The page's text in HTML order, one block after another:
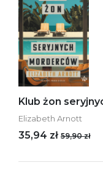
Klub żon
Elizabeth Arnott
35,94 zł 59,90 zł